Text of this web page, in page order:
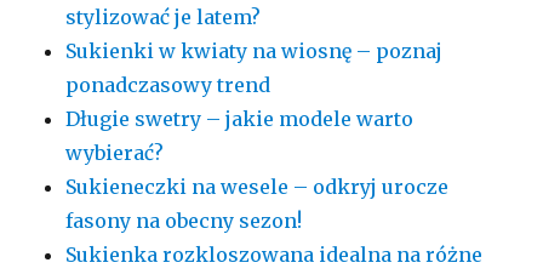
stylizować je latem?
Sukienki w kwiaty na wiosnę – poznaj
ponadczasowy trend
Długie swetry – jakie modele warto
wybierać?
Sukieneczki na wesele – odkryj urocze
fasony na obecny sezon!
Sukienka rozkloszowana idealna na różne